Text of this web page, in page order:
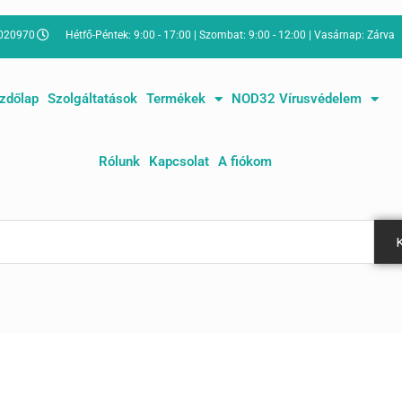
Hétfő-Péntek: 9:00 - 17:00 | Szombat: 9:00 - 12:00 | Vasárnap: Zárva
Szolgáltatások Termékek NOD32 Vírusvédelem
Rólunk Kapcsolat A fiókom